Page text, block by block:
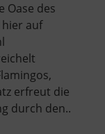
Oase des
auf
erfreut die
durch den..